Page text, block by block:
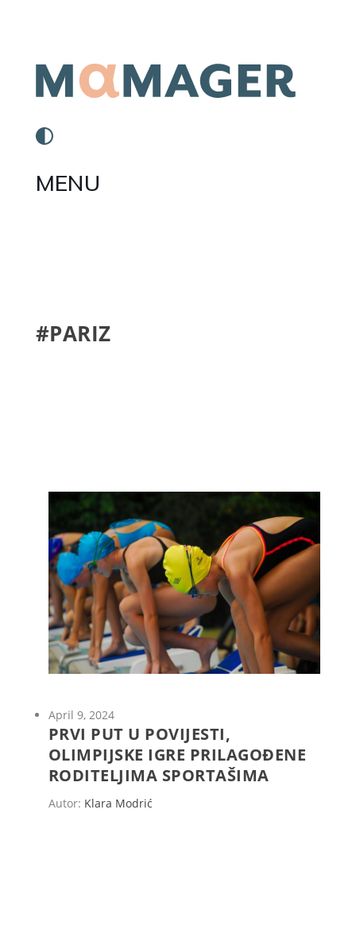
MENU
#PARIZ
April 9, 2024
PRVI PUT U POVIJESTI,
OLIMPIJSKE IGRE PRILAGOĐENE
RODITELJIMA SPORTAŠIMA
Autor: Klara Modrić